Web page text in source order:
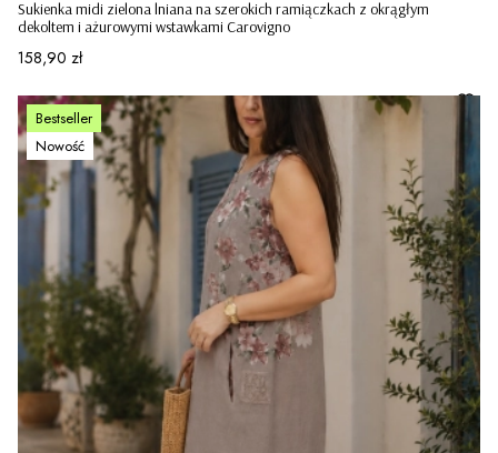
Sukienka midi zielona lniana na szerokich ramiączkach z okrągłym
dekoltem i ażurowymi wstawkami Carovigno
Cena
158,90 zł
Bestseller
Nowość